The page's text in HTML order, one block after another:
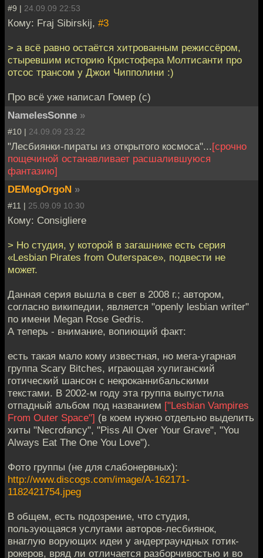
#9 | 24.09.09 22:53
Кому: Fraj Sibirskij, #3
> а всё равно остаётся хитрованным режиссёром,
стыревшим историю Кристофера Молтисанти про
отсос трансом у Джои Чипполини :)
Про всё уже написал Гомер (с)
NamelesSonne »
#10 | 24.09.09 23:22
"Лесбиянки-пираты из открытого космоса"...[срочно
пощечиной останавливает расшалившуюся
фантазию]
DEMogOrgoN »
#11 | 25.09.09 10:30
Кому: Consigliere
> Но студия, у которой в загашнике есть серия
«Lesbian Pirates from Outerspace», подвести не
может.
Данная серия вышла в свет в 2008 г.; автором,
согласно википедии, является "openly lesbian writer"
по имени Megan Rose Gedris.
А теперь - внимание, вопиющий факт:
есть такая мало кому известная, но мега-угарная
группа Scary Bitches, играющая хулиганский
готический шансон с некроканнибальскими
текстами. В 2002-м году эта группа выпустила
отпадный альбом под названием ["Lesbian Vampires
From Outer Space"] (в коем нужно отдельно выделить
хиты "Necrofancy", "Piss All Over Your Grave", "You
Always Eat The One You Love").
Фото группы (не для слабонервных):
http://www.discogs.com/image/A-162171-
1182421754.jpeg
В общем, есть подозрение, что студия,
пользующаяся услугами авторов-лесбиянок,
внаглую ворующих идеи у андерграундных готик-
рокеров, вряд ли отличается разборчивостью и во